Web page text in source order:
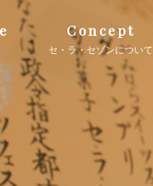
Concept
セ・ラ・セゾンについて